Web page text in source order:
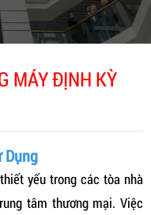
MÁY ĐỊNH KỲ
Dụng
yếu trong các tòa nhà
tâm thương mại. Việc